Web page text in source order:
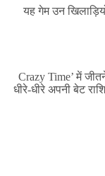
यह गेम उन
‘Crazy Time’ में
धीरे-धीरे अपनी बेट